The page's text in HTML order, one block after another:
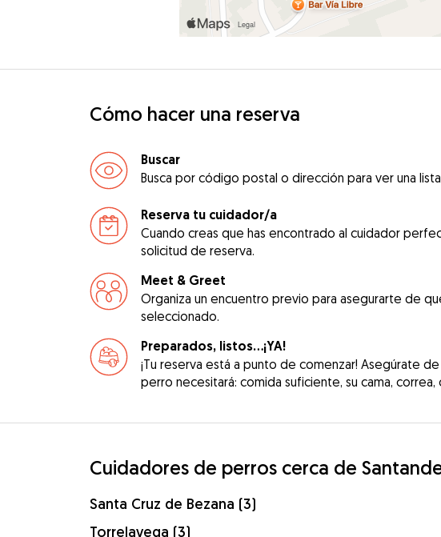
Cómo hacer una reserva
Buscar
Busca por código postal o dirección para ver una
Reserva tu cuidador/a
Cuando creas que has encontrado al cuidador
solicitud de reserva.
Meet & Greet
Organiza un encuentro previo para asegurarte de
seleccionado.
Preparados, listos...¡YA!
¡Tu reserva está a punto de comenzar! Asegúrate
perro necesitará: comida suficiente, su cama,
Cuidadores de perros cerca de
Santa Cruz de Bezana (3)
Torrelavega (3)